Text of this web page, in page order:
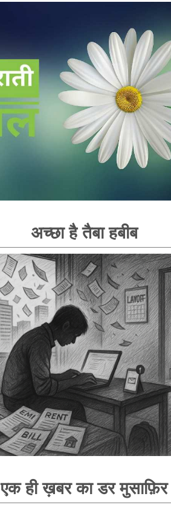
अच्छा है तैबा हबीब
एक ही ख़बर का डर मुसाफ़िर